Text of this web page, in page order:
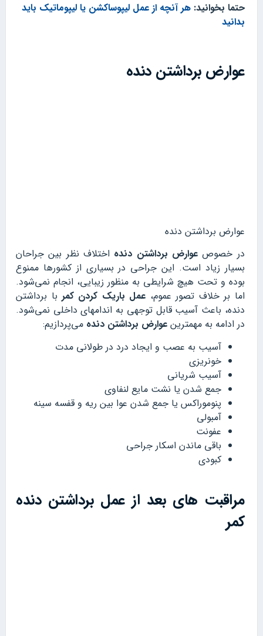
حتما بخوانید:هر آنچه از عمل لیپوساکشن یا لیپوماتیک باید
بدانید
عوارض برداشتن دنده
عوارض برداشتن دنده
در خصوص عوارض برداشتن دنده اختلاف نظر بین جراحان
بسیار زیاد است. این جراحی در بسیاری از کشورها ممنوع
بوده و تحت هیچ شرایطی به منظور زیبایی، انجام نمی‌شود.
اما بر خلاف تصور عموم، عمل باریک کردن کمر با برداشتن
دنده، باعث آسیب قابل توجهی به اندامهای داخلی نمی‌شود.
در ادامه به مهمترینعوارض برداشتن دنده می‌پردازیم:
آسیب به عصب و ایجاد درد در طولانی مدت
خونریزی
آسیب شریانی
جمع شدن یا نشت مایع لنفاوی
پنوموراکس یا جمع شدن عوا بین ریه و قفسه سینه
آمبولی
عفونت
باقی ماندن اسکار جراحی
کبودی
مراقبت های بعد از عمل برداشتن دنده
کمر